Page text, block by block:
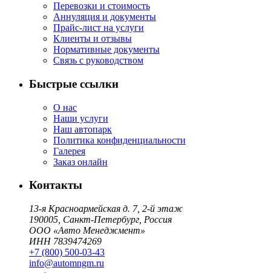
Перевозки и стоимость
Аннуляция и документы
Прайс-лист на услуги
Клиенты и отзывы
Нормативные документы
Связь с руководством
Быстрые ссылки
О нас
Наши услуги
Наш автопарк
Политика конфиденциальности
Галерея
Заказ онлайн
Контакты
13-я Красноармейская д. 7, 2-й этаж
190005, Санкт-Петербург, Россия
ООО «Авто Менеджмент»
ИНН 7839474269
+7 (800) 500-03-43
info@automngm.ru